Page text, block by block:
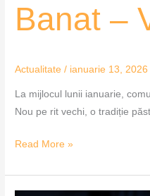
Banat –
Actualitate / ianuarie 13, 2026
La mijlocul lunii ianuarie,
Nou pe rit vechi, o tradiție
Read More »